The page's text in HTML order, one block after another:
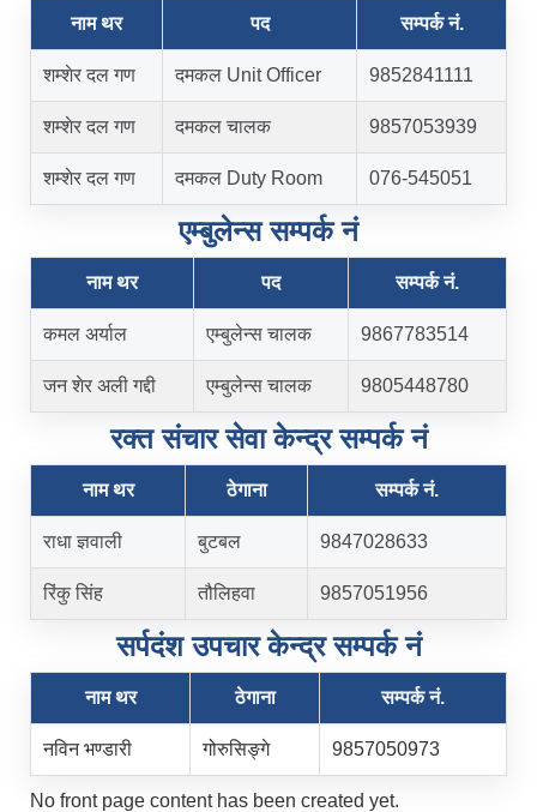
नाम थर पद सम्पर्क नं‍.
शम्शेर दल गण दमकल Unit Officer 9852841111
शम्शेर दल गण दमकल चालक 9857053939
शम्शेर दल गण दमकल Duty Room 076-545051
एम्बुलेन्स सम्पर्क नं
नाम थर पद सम्पर्क नं‍.
कमल अर्याल एम्बुलेन्स चालक 9867783514
जन शेर अली गद्दी एम्बुलेन्स चालक 9805448780
रक्त संचार सेवा केन्द्र सम्पर्क नं
नाम थर ठेगाना सम्पर्क नं‍.
राधा ज्ञवाली बुटबल 9847028633
रिंकु सिंह तौलिहवा 9857051956
सर्पदंश उपचार केन्द्र सम्पर्क नं
नाम थर ठेगाना सम्पर्क नं‍.
नविन भण्डारी गोरुसिङ्गे 9857050973
No front page content has been created yet.